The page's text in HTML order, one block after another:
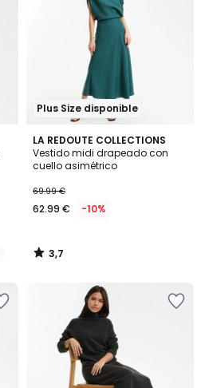
Plus Size disponible
LA REDOUTE COLLECTIONS
Vestido midi drapeado con
cuello asimétrico
69.99 €
62.99 € -10%
3,7
/ 5
3,7
/